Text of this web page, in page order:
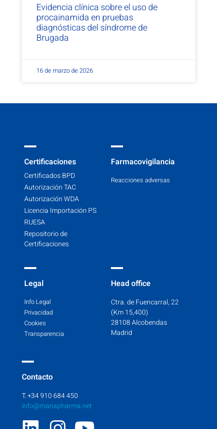
Evidencia clínica sobre el uso de
procainamida en pruebas
diagnósticas del síndrome de
Brugada
16 de marzo de 2026
Certificaciones
Certificados BPD
Autorización TAC
Autorización WDA
Licencia Importación PS
RUESA
Repositorio de
Certificaciones
Farmacovigilancia
Reacciones adversas
Legal
Info Legal
Privacidad
Cookies
Transparencia
Head office
Ctra. de Fuencarral, 22
(Km 15,400)
28108 Alcobendas
Madrid
Contacto
T. +34 910 684 450
info@manapharma.net